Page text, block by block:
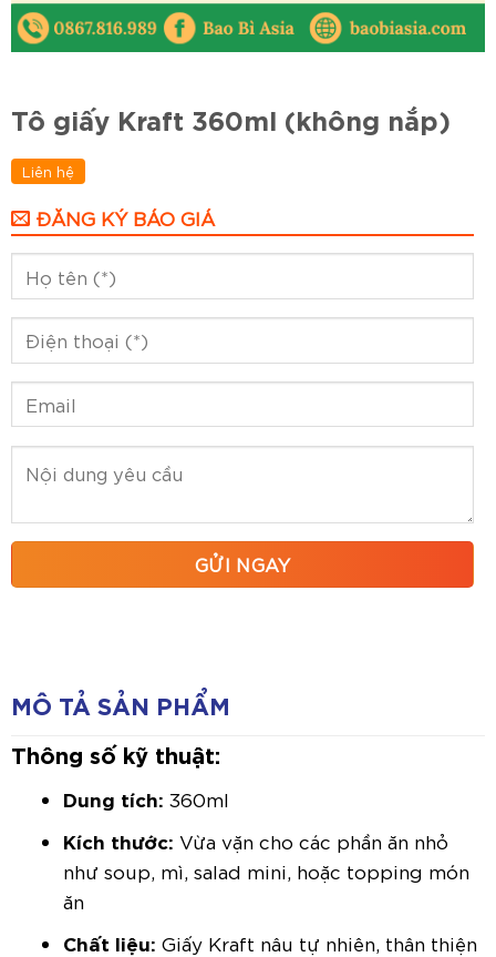
Tô giấy Kraft 360ml (không nắp)
Liên hệ
ĐĂNG KÝ BÁO GIÁ
MÔ TẢ SẢN PHẨM
Thông số kỹ thuật:
Dung tích: 360ml
Kích thước: Vừa vặn cho các phần ăn nhỏ
như soup, mì, salad mini, hoặc topping món
ăn
Chất liệu: Giấy Kraft nâu tự nhiên, thân thiện